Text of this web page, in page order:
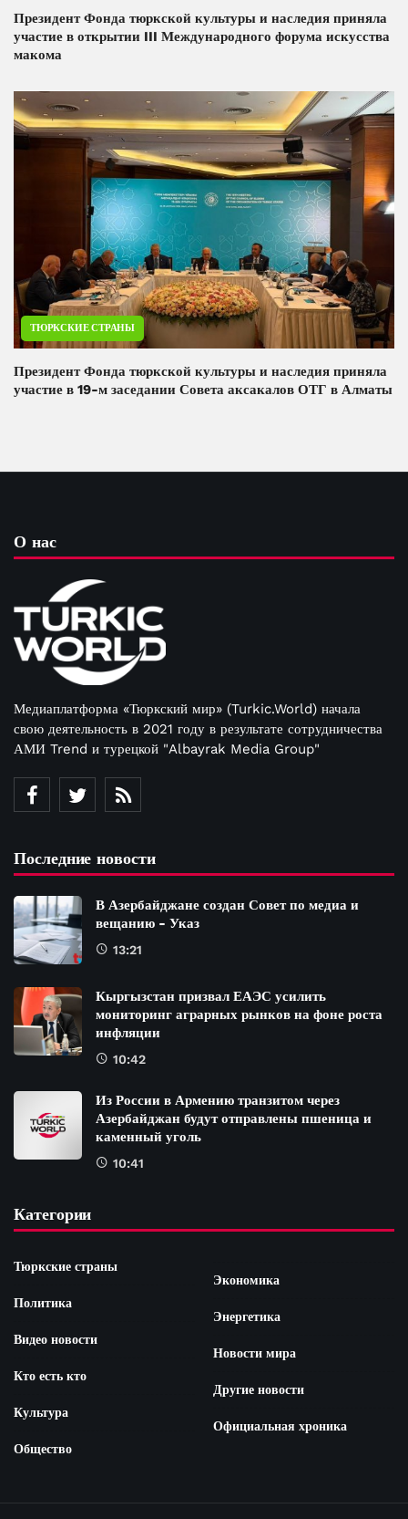
Президент Фонда тюркской культуры и наследия приняла
участие в открытии III Международного форума искусства
макома
ТЮРКСКИЕ СТРАНЫ
Президент Фонда тюркской культуры и наследия приняла
участие в 19-м заседании Совета аксакалов ОТГ в Алматы
О нас
Медиаплатформа «Тюркский мир» (Turkic.World) начала
свою деятельность в 2021 году в результате сотрудничества
АМИ Trend и турецкой "Albayrak Media Group"
Последние новости
В Азербайджане создан Совет по медиа и
вещанию - Указ
13:21
Кыргызстан призвал ЕАЭС усилить
мониторинг аграрных рынков на фоне роста
инфляции
10:42
Из России в Армению транзитом через
Азербайджан будут отправлены пшеница и
каменный уголь
10:41
Категории
Тюркские страны
Политика
Видео новости
Кто есть кто
Культура
Общество
Экономика
Энергетика
Новости мира
Другие новости
Официальная хроника